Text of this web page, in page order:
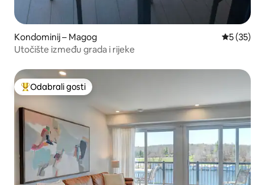
Kondominij – Magog Prosječna
5 (35)
Utočište između grada i rijeke
Među najviše rangiranima s oznakom „Odabrali gosti”
Odabrali gosti